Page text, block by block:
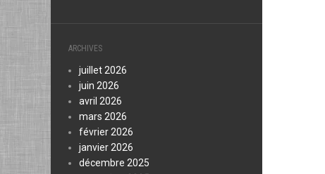
ARCHIVES
juillet 2026
juin 2026
avril 2026
mars 2026
février 2026
janvier 2026
décembre 2025